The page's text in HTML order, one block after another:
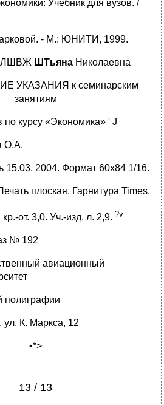
Учебник для вузов. /
- М.: ЮНИТИ, 1999.
ШТьяна Николаевна
УКАЗАНИЯ к семинарским
занятиям
курсу «Экономика» ' J
О.А.
15.03. 2004. Формат 60x84 1/16.
плоская. Гарнитура Times.
от. 3,0. Уч.-изд. л. 2,9. ?v
№ 192
авиационный
полиграфии
К. Маркса, 12
•*>
13 / 13